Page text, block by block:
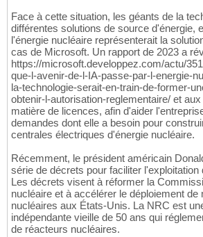
Face à cette situation, les géants de la
différentes solutions de source d'énergie,
l'énergie nucléaire représenterait la
cas de Microsoft. Un rapport de 2023 a
https://microsoft.developpez.com/actu/
que-l-avenir-de-l-IA-passe-par-l-energie-
la-technologie-serait-en-train-de-former-
obtenir-l-autorisation-reglementaire/ et
matière de licences, afin d'aider
demandes dont elle a besoin pour
centrales électriques d'énergie nucléaire.
Récemment, le président américain
série de décrets pour faciliter l'exploitation
Les décrets visent à réformer la
nucléaire et à accélérer le déploiement de
nucléaires aux États-Unis. La NRC est
indépendante vieille de 50 ans qui
de réacteurs nucléaires.